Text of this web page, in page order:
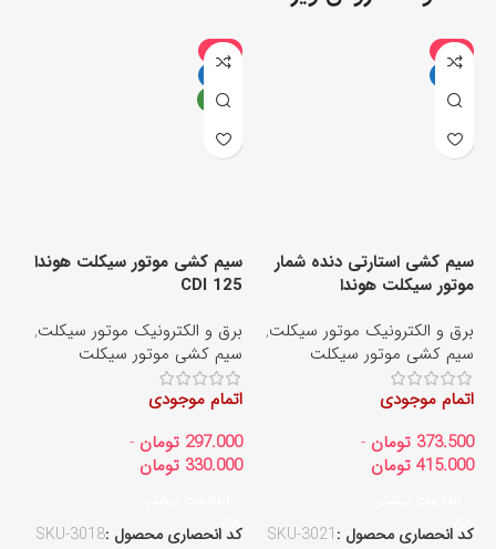
-9%
سیم کشی استارتی دنده شمار
موتور سیکلت هوندا
برق و الکترونیک موتور سیکلت,
سیم کشی موتور سیکلت
اتمام موجودی
373.500 تومان -
415.000 تومان
کد انحصاری محصول :SKU-3021
-6%
جدید
سیم کشی موتور سیکلت هوندا
CDI 125
برق و الکترونیک موتور سیکلت,
سیم کشی موتور سیکلت
اتمام موجودی
297.000 تومان -
330.000 تومان
کد انحصاری محصول :SKU-3018